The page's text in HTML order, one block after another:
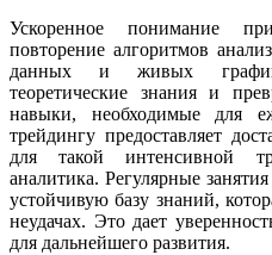
Ускоренное понимание
повторение алгоритмов
данных и живых
теоретические знания и
навыки, необходимые для
трейдингу предоставляет
для такой интенсивной
аналитика. Регулярные
устойчивую базу знаний,
неудачах. Это дает
для дальнейшего развития.